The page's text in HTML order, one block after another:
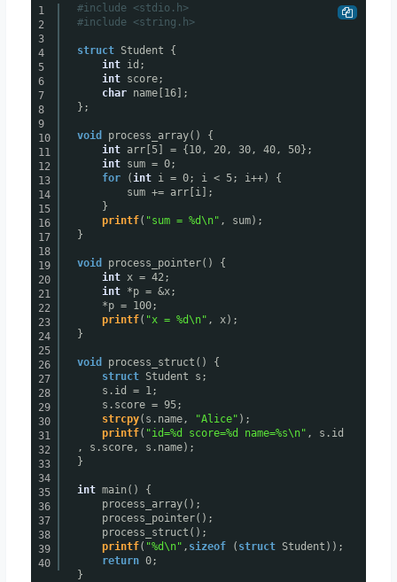
1
2
3
4
5
6
7
8
9
10
11
12
13
14
15
16
17
18
19
20
21
22
23
24
25
26
27
28
29
30
31
32
33
34
35
36
37
38
39
40
#include <stdio.h>
#include <string.h>
struct Student {
int id;
int score;
char name[16];
};
void
process_array() {
int arr[5] = {10, 20, 30, 40, 50};
int sum = 0;
for
( int i = 0; i < 5; i++) {
sum += arr[i];
}
printf( "sum = %d\n" , sum);
}
void
process_pointer() {
int x = 42;
int *p = &x;
*p = 100;
printf( "x = %d\n" , x);
}
void
process_struct() {
struct Student s;
s.id = 1;
s.score = 95;
strcpy(s.name, "Alice" );
printf( "id=%d score=%d name=%s\n" , s.id
, s.score, s.name);
}
int main() {
process_array();
process_pointer();
process_struct();
printf( "%d\n" , sizeof ( struct Student));
return 0;
}